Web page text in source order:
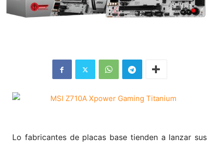
Lo fabricantes de placas base tienden a lanzar sus